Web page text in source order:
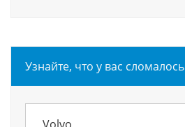
Узнайте, что у вас сломалось